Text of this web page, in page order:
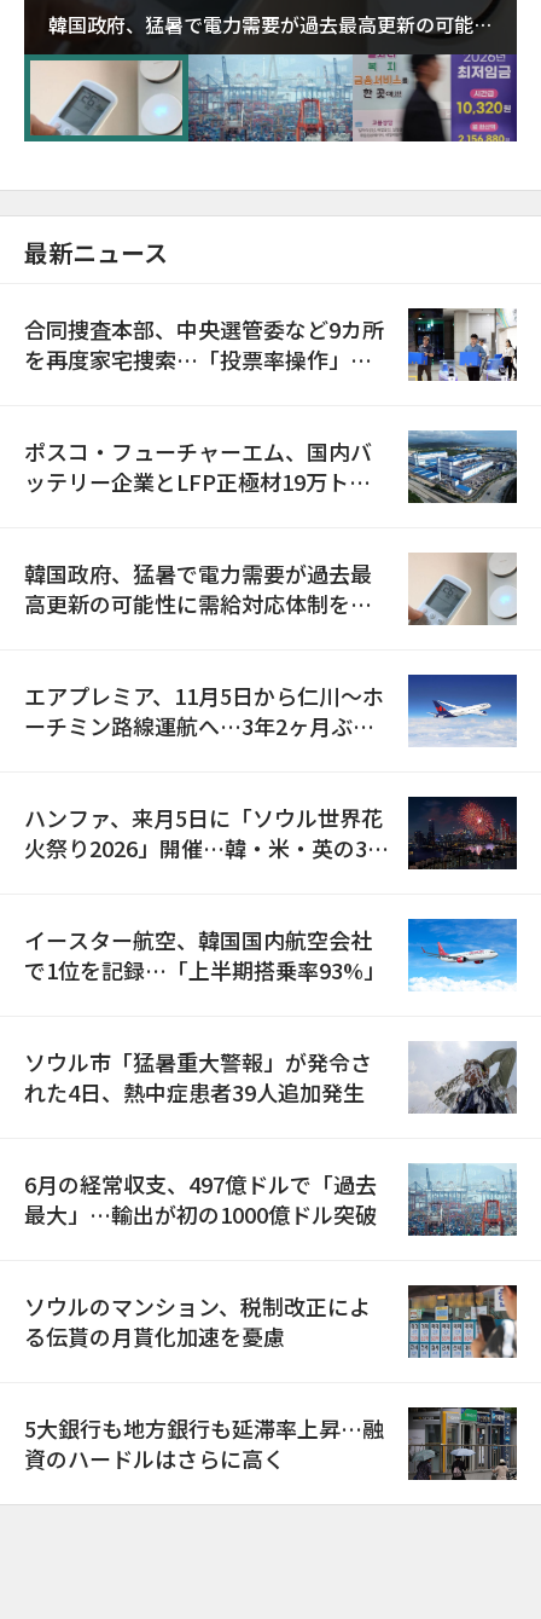
韓国政府、猛暑で電力需要が過去最高更新の可能性
に需給対応体制を点検
最新ニュース
合同捜査本部、中央選管委など9カ所
を再度家宅捜索…「投票率操作」の
ポスコ・フューチャーエム、国内バ
ッテリー企業とLFP正極材19万トン
韓国政府、猛暑で電力需要が過去最
高更新の可能性に需給対応体制を点
エアプレミア、11月5日から仁川〜ホ
ーチミン路線運航へ…3年2ヶ月ぶり
ハンファ、来月5日に「ソウル世界花
火祭り2026」開催…韓・米・英の3カ
イースター航空、韓国国内航空会社
で1位を記録…「上半期搭乗率93%」
ソウル市「猛暑重大警報」が発令さ
れた4日、熱中症患者39人追加発生
6月の経常収支、497億ドルで「過去
最大」…輸出が初の1000億ドル突破
ソウルのマンション、税制改正によ
る伝貰の月貰化加速を憂慮
5大銀行も地方銀行も延滞率上昇…融
資のハードルはさらに高く